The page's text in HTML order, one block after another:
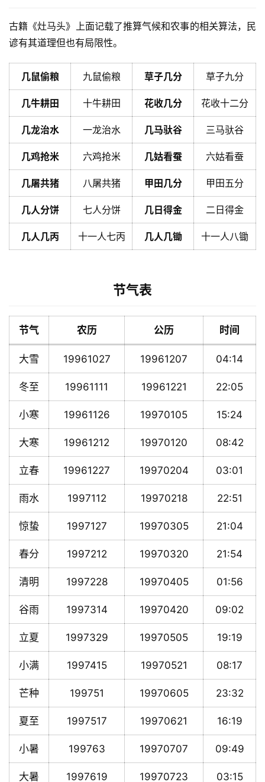
古籍《灶马头》上面记载了推算气候和农事的相关算法，民
谚有其道理但也有局限性。
几鼠偷粮 九鼠偷粮 草子几分 草子九分
几牛耕田 十牛耕田 花收几分 花收十二分
几龙治水 一龙治水 几马驮谷 三马驮谷
几鸡抢米 六鸡抢米 几姑看蚕 六姑看蚕
几屠共猪 八屠共猪 甲田几分 甲田五分
几人分饼 七人分饼 几日得金 二日得金
几人几丙 十一人七丙 几人几锄 十一人八锄
节气表
节气 农历 公历 时间
大雪 19961027 19961207 04:14
冬至 19961111 19961221 22:05
小寒 19961126 19970105 15:24
大寒 19961212 19970120 08:42
立春 19961227 19970204 03:01
雨水 1997112 19970218 22:51
惊蛰 1997127 19970305 21:04
春分 1997212 19970320 21:54
清明 1997228 19970405 01:56
谷雨 1997314 19970420 09:02
立夏 1997329 19970505 19:19
小满 1997415 19970521 08:17
芒种 199751 19970605 23:32
夏至 1997517 19970621 16:19
小暑 199763 19970707 09:49
大暑 1997619 19970723 03:15